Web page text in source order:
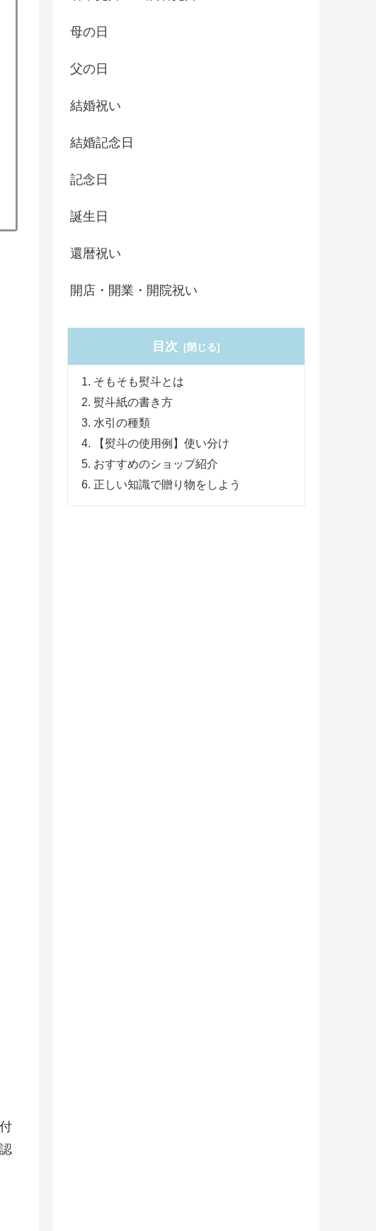
母の日
父の日
結婚祝い
結婚記念日
記念日
誕生日
還暦祝い
開店・開業・開院祝い
目次
そもそも熨斗とは
熨斗紙の書き方
水引の種類
【熨斗の使用例】使い分け
おすすめのショップ紹介
正しい知識で贈り物をしよう